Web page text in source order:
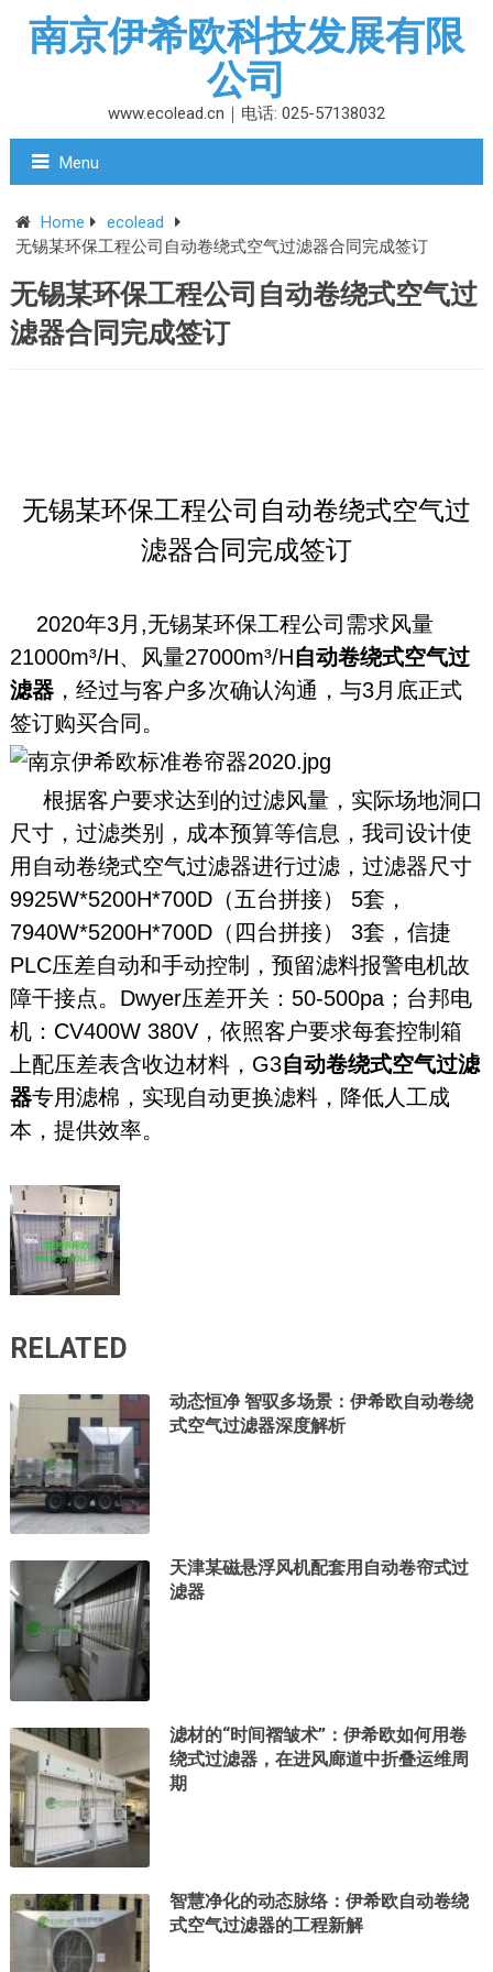
南京伊希欧科技发展有限
公司
www.ecolead.cn｜电话: 025-57138032
Menu
Home
ecolead
无锡某环保工程公司自动卷绕式空气过滤器合同完成签订
无锡某环保工程公司自动卷绕式空气过
滤器合同完成签订
无锡某环保工程公司自动卷绕式空气过
滤器合同完成签订
2020年3月,无锡某环保工程公司需求风量
21000m³/H、风量27000m³/H自动卷绕式空气过
滤器，经过与客户多次确认沟通，与3月底正式
签订购买合同。
根据客户要求达到的过滤风量，实际场地洞口
尺寸，过滤类别，成本预算等信息，我司设计使
用自动卷绕式空气过滤器进行过滤，过滤器尺寸
9925W*5200H*700D（五台拼接） 5套，
7940W*5200H*700D（四台拼接） 3套，信捷
PLC压差自动和手动控制，预留滤料报警电机故
障干接点。Dwyer压差开关：50-500pa；台邦电
机：CV400W 380V，依照客户要求每套控制箱
上配压差表含收边材料，G3自动卷绕式空气过滤
器专用滤棉，实现自动更换滤料，降低人工成
本，提供效率。
RELATED
动态恒净 智驭多场景：伊希欧自动卷绕
式空气过滤器深度解析
天津某磁悬浮风机配套用自动卷帘式过
滤器
滤材的“时间褶皱术”：伊希欧如何用卷
绕式过滤器，在进风廊道中折叠运维周
期
智慧净化的动态脉络：伊希欧自动卷绕
式空气过滤器的工程新解